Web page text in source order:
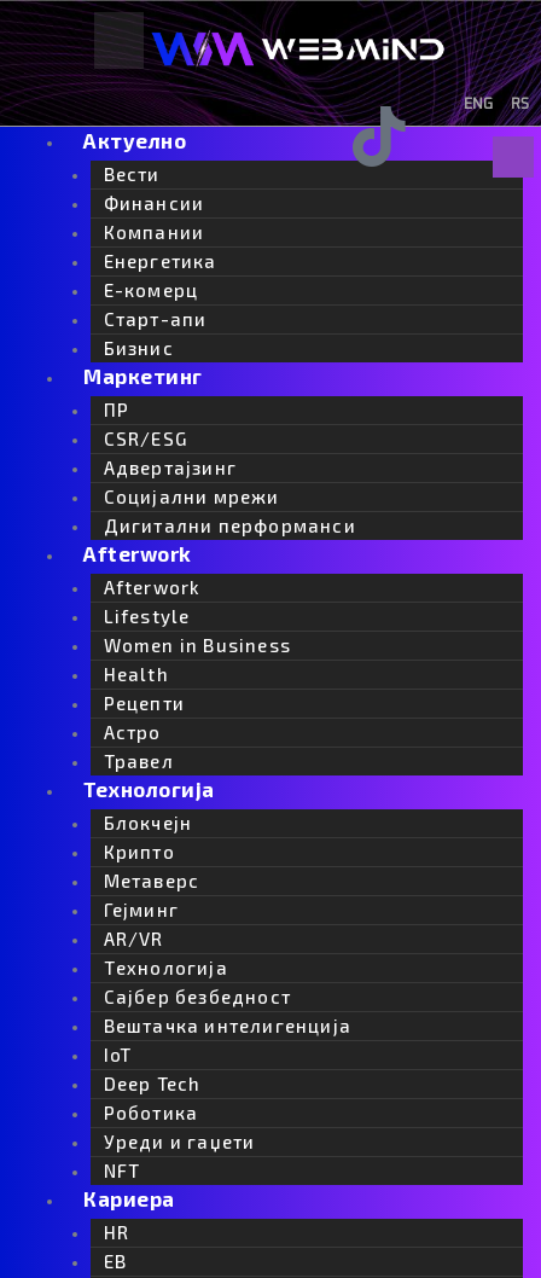
Skip
to
content
RS
ENG
F
a
c
e
b
o
o
k
I
a
r
a
m
Y
u
I
t
-
t
n
L
e
n
Актуелно
Вести
Финансии
Компании
Енергетика
Е-комерц
Старт-апи
Бизнис
Маркетинг
ПР
CSR/ESG
Адвертајзинг
Социјални мрежи
Дигитални перформанси
Afterwork
Afterwork
Lifestyle
Women in Business
Health
Рецепти
Астро
Травел
Технологија
Блокчејн
Крипто
Метаверс
Гејминг
AR/VR
Tехнологија
Сајбер безбедност
Вештачка интелигенција
IoT
Deep Tech
Роботика
Уреди и гаџети
NFT
Кариера
HR
EB